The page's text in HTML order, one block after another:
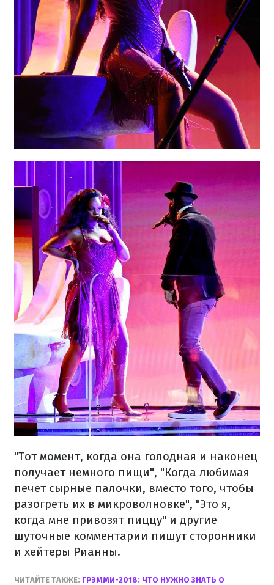
"Тот момент, когда она голодная и наконец
получает немного пищи", "Когда любимая
печет сырные палочки, вместо того, чтобы
разогреть их в микроволновке", "Это я,
когда мне привозят пиццу" и другие
шуточные комментарии пишут сторонники
и хейтеры Рианны.
ЧИТАЙТЕ ТАКЖЕ: ГРЭММИ-2018: ЧТО НУЖНО ЗНАТЬ О